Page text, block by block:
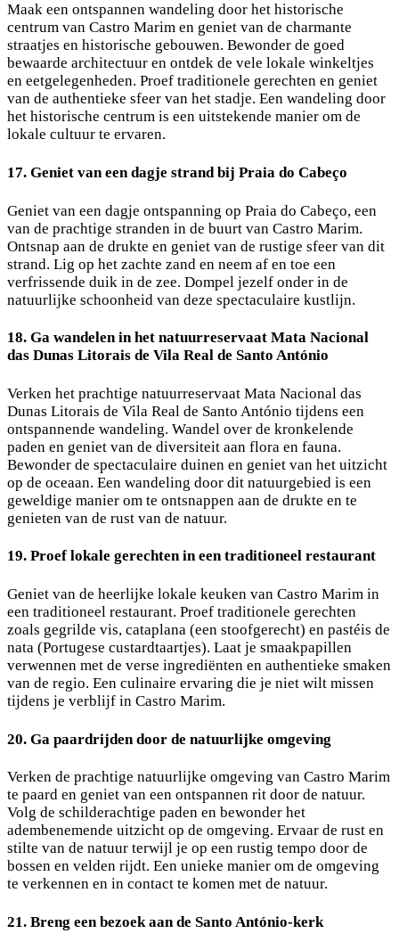
Maak een ontspannen wandeling door het historische
centrum van Castro Marim en geniet van de charmante
straatjes en historische gebouwen. Bewonder de goed
bewaarde architectuur en ontdek de vele lokale winkeltjes
en eetgelegenheden. Proef traditionele gerechten en geniet
van de authentieke sfeer van het stadje. Een wandeling door
het historische centrum is een uitstekende manier om de
lokale cultuur te ervaren.
17. Geniet van een dagje strand bij Praia do Cabeço
Geniet van een dagje ontspanning op Praia do Cabeço, een
van de prachtige stranden in de buurt van Castro Marim.
Ontsnap aan de drukte en geniet van de rustige sfeer van dit
strand. Lig op het zachte zand en neem af en toe een
verfrissende duik in de zee. Dompel jezelf onder in de
natuurlijke schoonheid van deze spectaculaire kustlijn.
18. Ga wandelen in het natuurreservaat Mata Nacional
das Dunas Litorais de Vila Real de Santo António
Verken het prachtige natuurreservaat Mata Nacional das
Dunas Litorais de Vila Real de Santo António tijdens een
ontspannende wandeling. Wandel over de kronkelende
paden en geniet van de diversiteit aan flora en fauna.
Bewonder de spectaculaire duinen en geniet van het uitzicht
op de oceaan. Een wandeling door dit natuurgebied is een
geweldige manier om te ontsnappen aan de drukte en te
genieten van de rust van de natuur.
19. Proef lokale gerechten in een traditioneel restaurant
Geniet van de heerlijke lokale keuken van Castro Marim in
een traditioneel restaurant. Proef traditionele gerechten
zoals gegrilde vis, cataplana (een stoofgerecht) en pastéis de
nata (Portugese custardtaartjes). Laat je smaakpapillen
verwennen met de verse ingrediënten en authentieke smaken
van de regio. Een culinaire ervaring die je niet wilt missen
tijdens je verblijf in Castro Marim.
20. Ga paardrijden door de natuurlijke omgeving
Verken de prachtige natuurlijke omgeving van Castro Marim
te paard en geniet van een ontspannen rit door de natuur.
Volg de schilderachtige paden en bewonder het
adembenemende uitzicht op de omgeving. Ervaar de rust en
stilte van de natuur terwijl je op een rustig tempo door de
bossen en velden rijdt. Een unieke manier om de omgeving
te verkennen en in contact te komen met de natuur.
21. Breng een bezoek aan de Santo António-kerk